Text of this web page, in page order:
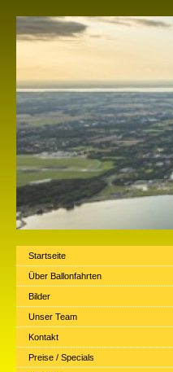
Startseite
Über Ballonfahrten
Bilder
Unser Team
Kontakt
Preise / Specials